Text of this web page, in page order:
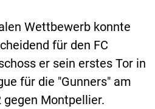
Wettbewerb konnte
für den FC
er sein erstes Tor in
für die "Gunners" am
gegen Montpellier.